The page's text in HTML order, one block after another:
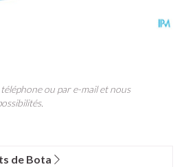
ou par e-mail et nous
de Bota